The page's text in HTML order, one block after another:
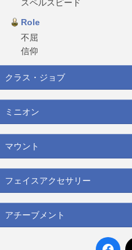
スペルスピード
Role
不屈
信仰
クラス・ジョブ
ミニオン
マウント
フェイスアクセサリー
アチーブメント